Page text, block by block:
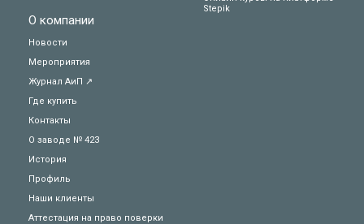
О компании
Новости
Мероприятия
Журнал АиП ↗
Где купить
Контакты
О заводе № 423
История
Профиль
Наши клиенты
Аттестация на право поверки
Stepik